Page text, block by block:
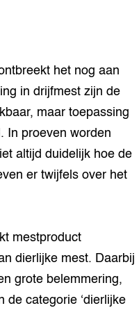
het nog aan
in drijfmest zijn de
maar toepassing
In proeven worden
altijd duidelijk hoe de
er twijfels over het
mestproduct
dierlijke mest. Daarbij
grote belemmering,
de categorie ‘dierlijke